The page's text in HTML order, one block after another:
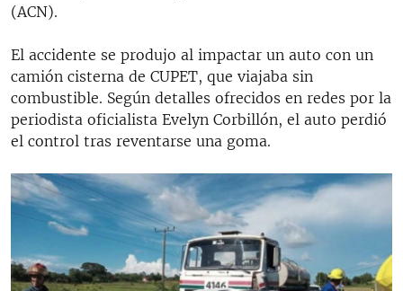
(ACN).
El accidente se produjo al impactar un auto con un
camión cisterna de CUPET, que viajaba sin
combustible. Según detalles ofrecidos en redes por la
periodista oficialista Evelyn Corbillón, el auto perdió
el control tras reventarse una goma.